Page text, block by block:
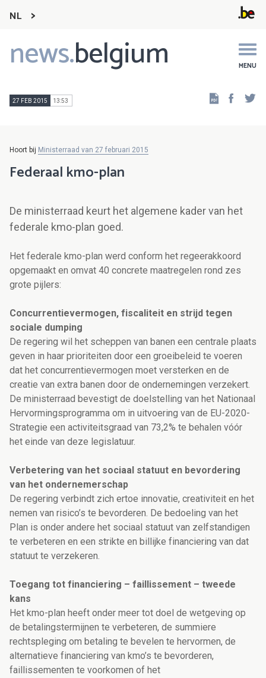
NL
news.belgium MENU
Main
navigation
27 FEB 2015 13:53
Hoort bij Ministerraad van 27 februari 2015
Federaal kmo-plan
De ministerraad keurt het algemene kader van het
federale kmo-plan goed.
Het federale kmo-plan werd conform het regeerakkoord
opgemaakt en omvat 40 concrete maatregelen rond zes
grote pijlers:
Concurrentievermogen, fiscaliteit en strijd tegen
sociale dumping
De regering wil het scheppen van banen een centrale plaats
geven in haar prioriteiten door een groeibeleid te voeren
dat het concurrentievermogen moet versterken en de
creatie van extra banen door de ondernemingen verzekert.
De ministerraad bevestigt de doelstelling van het Nationaal
Hervormingsprogramma om in uitvoering van de EU-2020-
Strategie een activiteitsgraad van 73,2% te behalen vóór
het einde van deze legislatuur.
Verbetering van het sociaal statuut en bevordering
van het ondernemerschap
De regering verbindt zich ertoe innovatie, creativiteit en het
nemen van risico’s te bevorderen. De bedoeling van het
Plan is onder andere het sociaal statuut van zelfstandigen
te verbeteren en een strikte en billijke financiering van dat
statuut te verzekeren.
Toegang tot financiering – faillissement – tweede
kans
Het kmo-plan heeft onder meer tot doel de wetgeving op
de betalingstermijnen te verbeteren, de summiere
rechtspleging om betaling te bevelen te hervormen, de
alternatieve financiering van kmo’s te bevorderen,
faillissementen te voorkomen of het